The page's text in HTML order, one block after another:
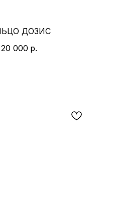
ДОЗИС
000 р.